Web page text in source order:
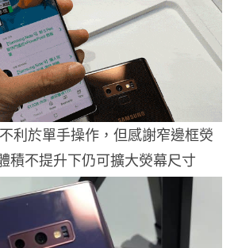
利於單手操作，但感謝窄邊框熒
積不提升下仍可擴大熒幕尺寸